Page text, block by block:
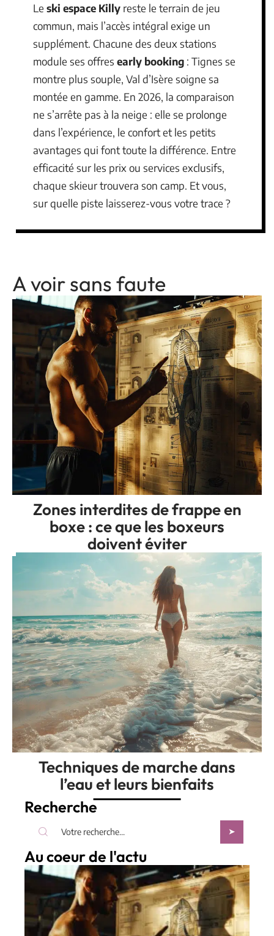
Le ski espace Killy reste le terrain de jeu
commun, mais l’accès intégral exige un
supplément. Chacune des deux stations
module ses offres early booking : Tignes se
montre plus souple, Val d’Isère soigne sa
montée en gamme. En 2026, la comparaison
ne s’arrête pas à la neige : elle se prolonge
dans l’expérience, le confort et les petits
avantages qui font toute la différence. Entre
efficacité sur les prix ou services exclusifs,
chaque skieur trouvera son camp. Et vous,
sur quelle piste laisserez-vous votre trace ?
A voir sans faute
Zones interdites de frappe en
boxe : ce que les boxeurs
doivent éviter
Techniques de marche dans
l’eau et leurs bienfaits
Recherche
Au coeur de l'actu